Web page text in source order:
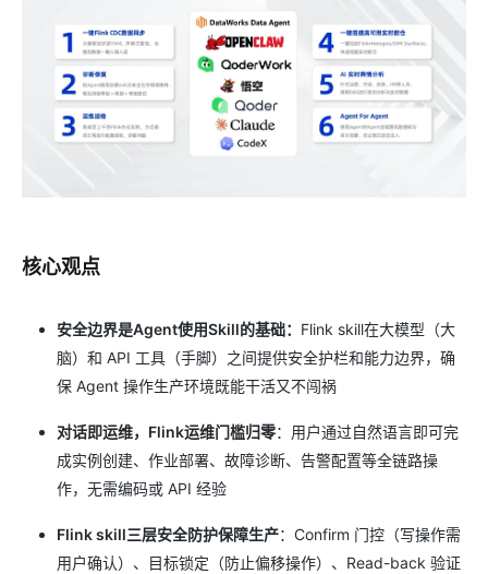
核心观点
安全边界是Agent使用Skill的基础： Flink skill在大模型（大
脑）和 API 工具（手脚）之间提供安全护栏和能力边界，确
保 Agent 操作生产环境既能干活又不闯祸
对话即运维，Flink运维门槛归零：用户通过自然语言即可完
成实例创建、作业部署、故障诊断、告警配置等全链路操
作，无需编码或 API 经验
Flink skill三层安全防护保障生产：Confirm 门控（写操作需
用户确认）、目标锁定（防止偏移操作）、Read-back 验证